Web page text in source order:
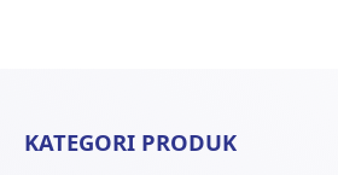
KATEGORI PRODUK